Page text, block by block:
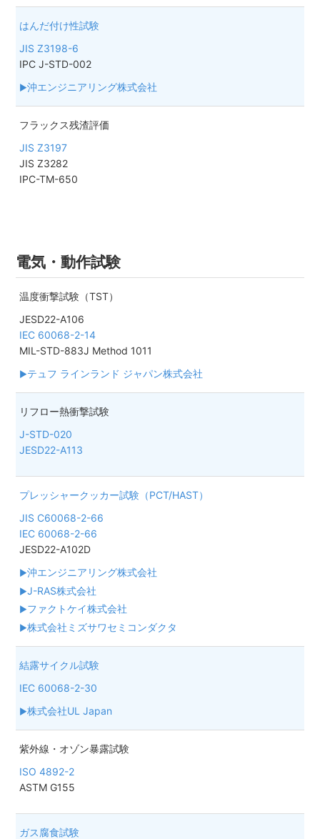
はんだ付け性試験
JIS Z3198-6
IPC J-STD-002
沖エンジニアリング株式会社
フラックス残渣評価
JIS Z3197
JIS Z3282
IPC-TM-650
電気・動作試験
温度衝撃試験（TST）
JESD22-A106
IEC 60068-2-14
MIL-STD-883J Method 1011
テュフ ラインランド ジャパン株式会社
リフロー熱衝撃試験
J-STD-020
JESD22-A113
プレッシャークッカー試験（PCT/HAST）
JIS C60068-2-66
IEC 60068-2-66
JESD22-A102D
沖エンジニアリング株式会社
J-RAS株式会社
ファクトケイ株式会社
株式会社ミズサワセミコンダクタ
結露サイクル試験
IEC 60068-2-30
株式会社UL Japan
紫外線・オゾン暴露試験
ISO 4892-2
ASTM G155
ガス腐食試験